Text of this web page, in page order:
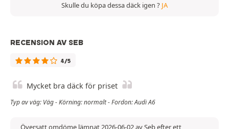
Skulle du köpa dessa däck igen ? JA
RECENSION AV SEB
4/5
Mycket bra däck för priset
Typ av väg: Väg - Körning: normalt - Fordon: Audi A6
Översatt omdöme lämnat 2026-06-02 av Seb efter ett